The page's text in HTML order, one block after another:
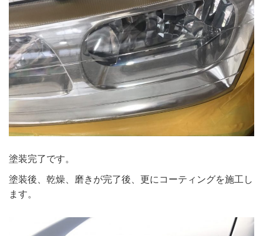
塗装完了です。
塗装後、乾燥、磨きが完了後、更にコーティングを施工し
ます。